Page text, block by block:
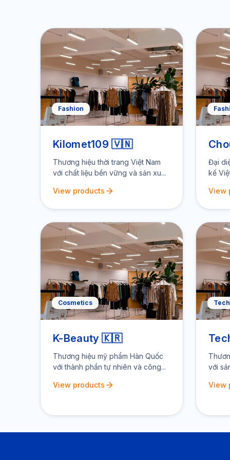
Fashion
Kilomet109 🇻🇳
Thương hiệu thời trang Việt Nam
với chất liệu bền vững và sản xu...
View products
Đại
kế
View
Cosmetics
K-Beauty 🇰🇷
Thương hiệu mỹ phẩm Hàn Quốc
với thành phần tự nhiên và công...
View products
với
View